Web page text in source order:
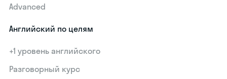
Advanced
Английский по целям
+1 уровень английского
Разговорный курс